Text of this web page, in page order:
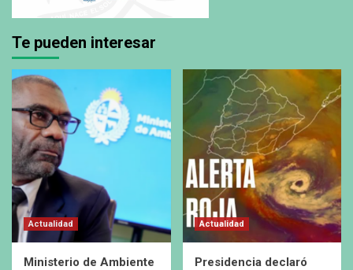
Te pueden interesar
Actualidad
Ministerio de Ambiente
Actualidad
Presidencia declaró